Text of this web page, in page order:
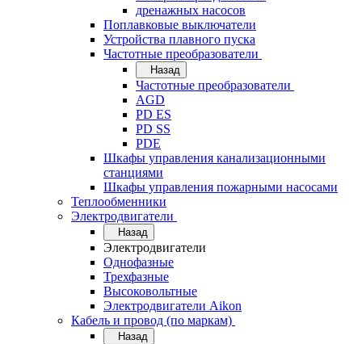
дренажных насосов
Поплавковые выключатели
Устройства плавного пуска
Частотные преобразователи
Назад
Частотные преобразователи
AGD
PD ES
PD SS
PDE
Шкафы управления канализационными
станциями
Шкафы управления пожарными насосами
Теплообменники
Электродвигатели
Назад
Электродвигатели
Однофазные
Трехфазные
Высоковольтные
Электродвигатели Aikon
Кабель и провод (по маркам)
Назад